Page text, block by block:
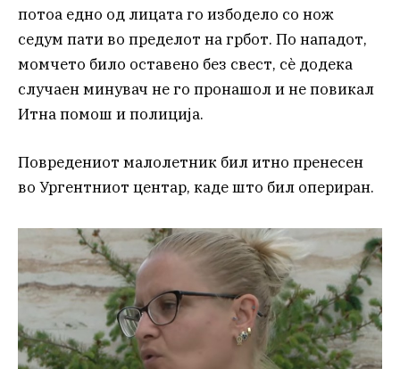
потоа едно од лицата го избодело со нож
седум пати во пределот на грбот. По нападот,
момчето било оставено без свест, сè додека
случаен минувач не го пронашол и не повикал
Итна помош и полиција.
Повредениот малолетник бил итно пренесен
во Ургентниот центар, каде што бил опериран.